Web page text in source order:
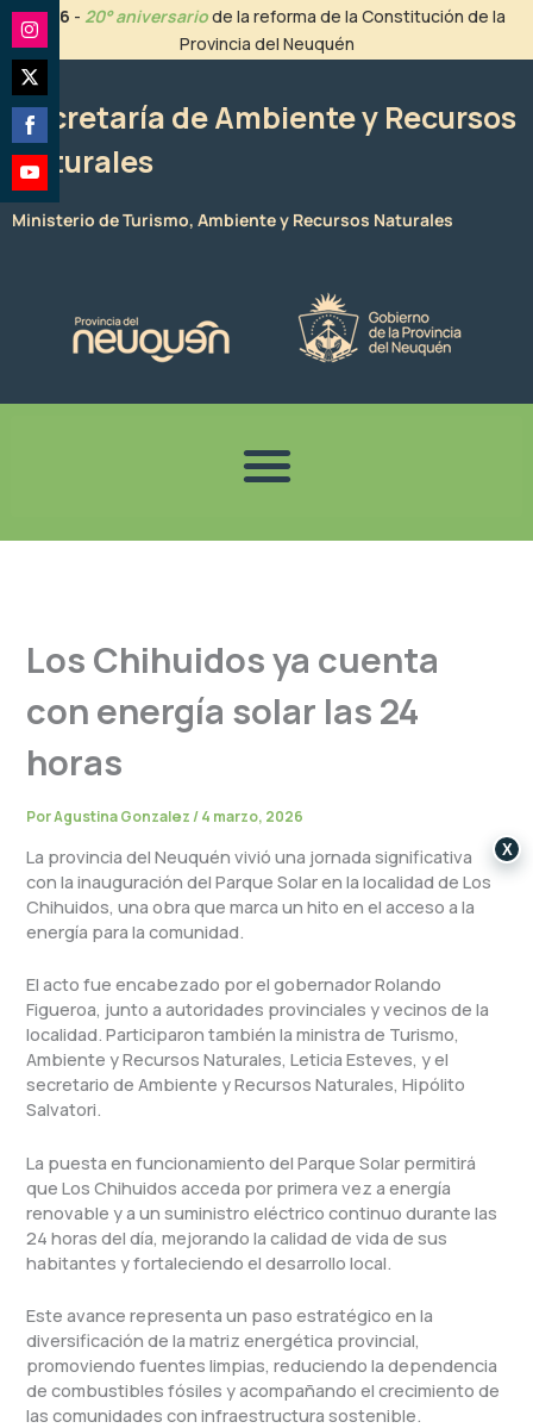
contenido
2026 - 20° aniversariode la reforma de la Constitución de la
Provincia del Neuquén
Secretaría de Ambiente y Recursos
Naturales
Ministerio de Turismo, Ambiente y Recursos Naturales
Los Chihuidos ya cuenta
con energía solar las 24
horas
PorAgustina Gonzalez/4 marzo, 2026
La provincia del Neuquén vivió una jornada significativa
con la inauguración del Parque Solar en la localidad de Los
Chihuidos, una obra que marca un hito en el acceso a la
energía para la comunidad.
El acto fue encabezado por el gobernador Rolando
Figueroa, junto a autoridades provinciales y vecinos de la
localidad. Participaron también la ministra de Turismo,
Ambiente y Recursos Naturales, Leticia Esteves, y el
secretario de Ambiente y Recursos Naturales, Hipólito
Salvatori.
La puesta en funcionamiento del Parque Solar permitirá
que Los Chihuidos acceda por primera vez a energía
renovable y a un suministro eléctrico continuo durante las
24 horas del día, mejorando la calidad de vida de sus
habitantes y fortaleciendo el desarrollo local.
Este avance representa un paso estratégico en la
diversificación de la matriz energética provincial,
promoviendo fuentes limpias, reduciendo la dependencia
de combustibles fósiles y acompañando el crecimiento de
las comunidades con infraestructura sostenible.
Share
on
Instagram
Share
on
Twitter
Share
on
Facebook
Share
on
X